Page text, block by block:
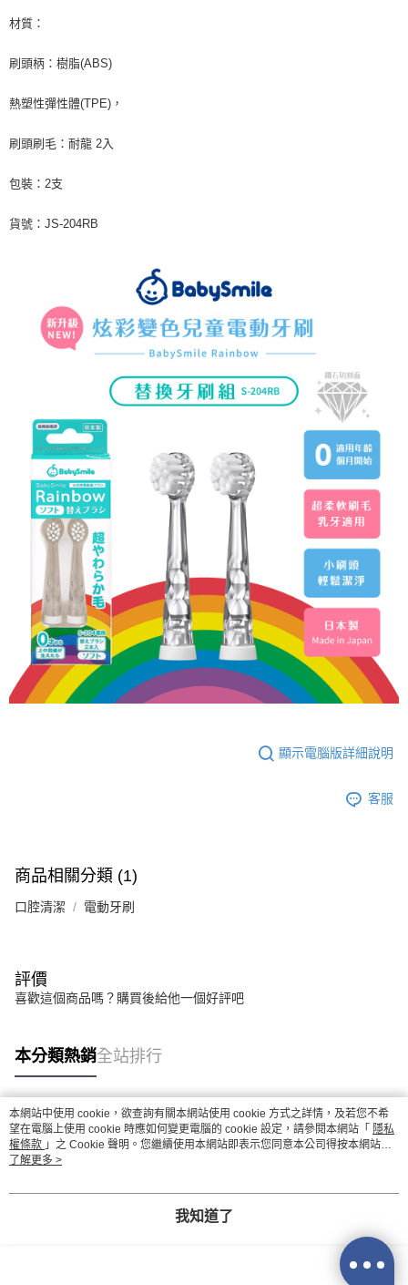
２．訂單成立數日內，您將收到繳費通知簡訊。
ATM／網路銀行／等多元方式進行付款，方視為交易完成。
※ 請注意：結帳手續完成當下不需立刻繳費，但若您需要取消訂單，請聯絡
後付繳納相關費用。
是否繳費成功／繳費後需取消欲退款等相關疑問，請聯繫「AFTEE先享後付
客戶支援中心」
https://netprotections.freshdesk.com/support/home
【注意事項】
易，需依本服務之必要範圍內提供個人資料，並將交易相關給付款項請求債
https://aftee.tw/terms/#terms3
３．未成年的使用者請事先徵得法定代理人或監護人之同意方可使用
「AFTEE先享後付」，若未經同意申辦者引起之損失，本公司不負相關責
任。
４．使用「AFTEE先享後付」時，將依據個別帳號之用戶狀況，依本公司即
時審查核予不同之上限額度；若仍有額度不足之情形，本公司將視審查結果
５．嚴禁一人註冊多個帳號或使用他人資訊註冊。若發現惡意使用之情形，
恩沛科技股份有限公司將有權停止該用戶之使用額度並採取法律行動。
每筆NT$60，滿NT$590(含以上)免運費
7-11取貨付款
每筆NT$60，滿NT$590(含以上)免運費
宅配
材質：
刷頭柄：樹脂(ABS)
熱塑性彈性體(TPE)，
刷頭刷毛：耐龍 2入
包裝：2支
貨號：JS-204RB
顯示電腦版詳細說明
客服
商品相關分類 (1)
口腔清潔 電動牙刷
評價
喜歡這個商品嗎？購買後給他一個好評吧
本分類熱銷全站排行
熱門標籤
本網站中使用 cookie，欲查詢有關本網站使用 cookie 方式之詳情，及若您不希
望在電腦上使用 cookie 時應如何變更電腦的 cookie 設定，請參閱本網站「 隱私
權條款 」之 Cookie 聲明。您繼續使用本網站即表示您同意本公司得按本網站使
用條款之 Cookie 聲明使用 cookie。
了解更多 >
我知道了